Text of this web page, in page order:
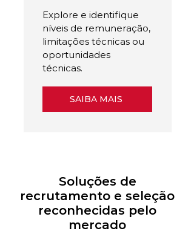
Explore e identifique
níveis de remuneração,
limitações técnicas ou
oportunidades
técnicas.
SAIBA MAIS
Soluções de
recrutamento e seleção
reconhecidas pelo
mercado